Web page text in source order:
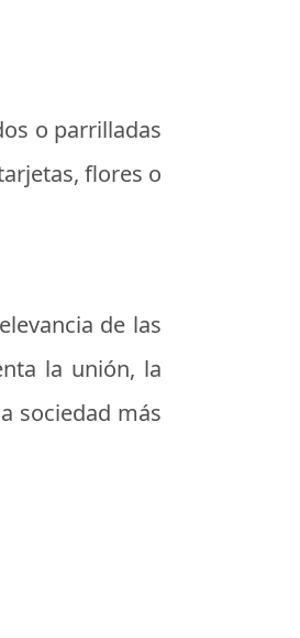
o parrilladas
flores o
de las
la unión, la
sociedad más